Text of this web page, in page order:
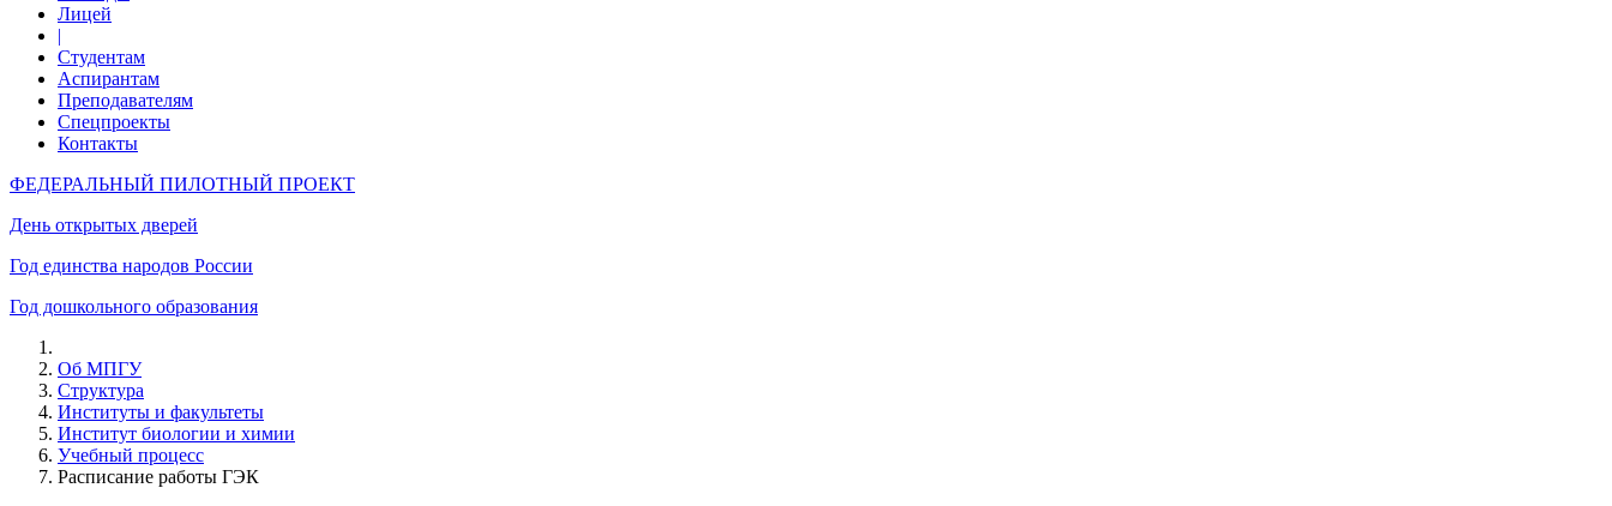
Лицей
|
Студентам
Аспирантам
Преподавателям
Спецпроекты
Контакты
ФЕДЕРАЛЬНЫЙ ПИЛОТНЫЙ ПРОЕКТ
День открытых дверей
Год единства народов России
Год дошкольного образования
Об МПГУ
Структура
Институты и факультеты
Институт биологии и химии
Учебный процесс
Расписание работы ГЭК